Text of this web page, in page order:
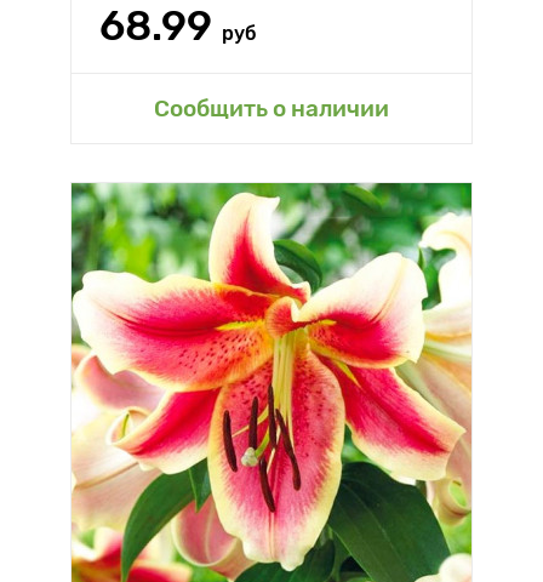
68.99 руб
Сообщить о наличии